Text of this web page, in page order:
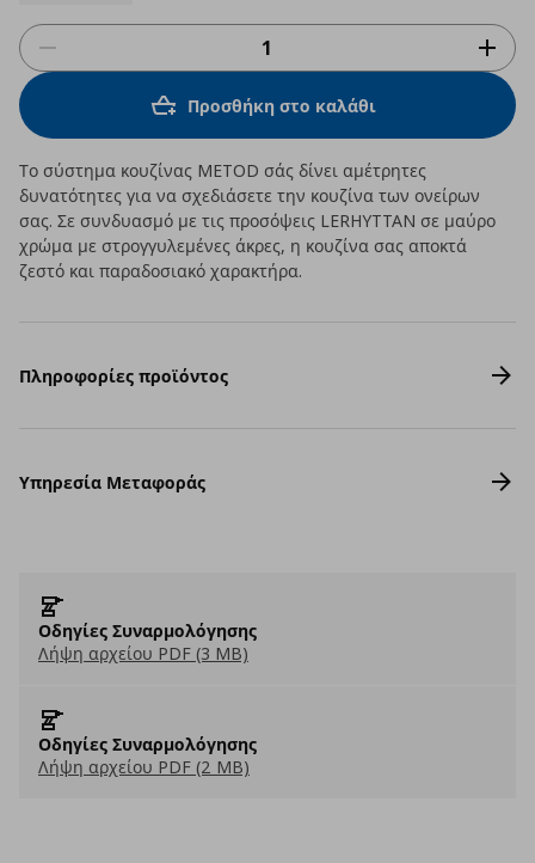
Προσθήκη στο καλάθι
Το σύστημα κουζίνας METOD σάς δίνει αμέτρητες
δυνατότητες για να σχεδιάσετε την κουζίνα των ονείρων
σας. Σε συνδυασμό με τις προσόψεις LERHYTTAN σε μαύρο
χρώμα με στρογγυλεμένες άκρες, η κουζίνα σας αποκτά
ζεστό και παραδοσιακό χαρακτήρα.
Πληροφορίες προϊόντος
Υπηρεσία Μεταφοράς
Οδηγίες Συναρμολόγησης
Λήψη αρχείου PDF (3 MB)
Οδηγίες Συναρμολόγησης
Λήψη αρχείου PDF (2 MB)